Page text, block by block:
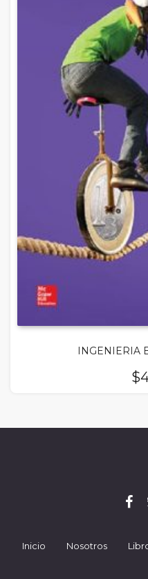
INGENIERIA
$
Inicio Nosotros